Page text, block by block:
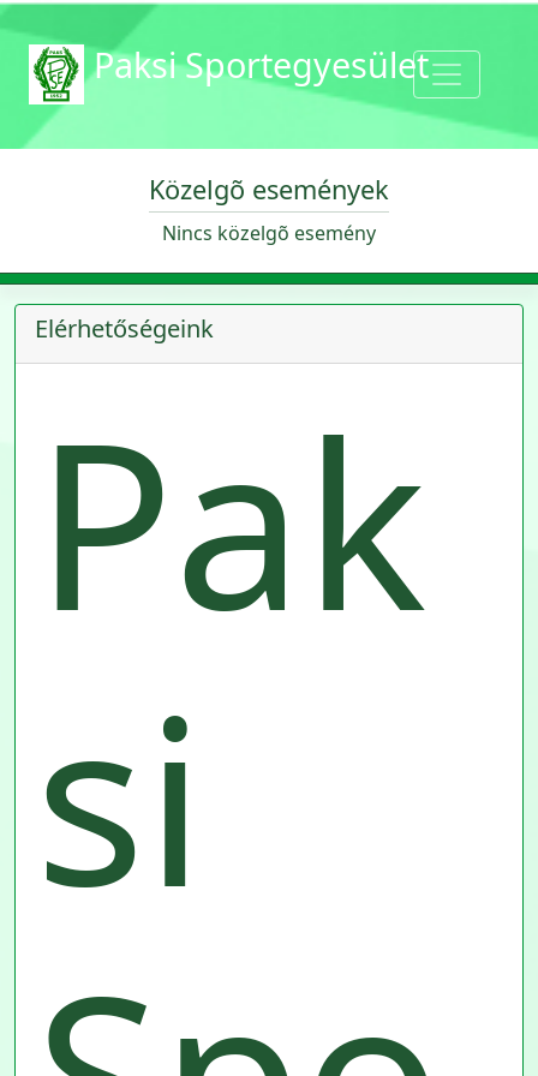
Paksi Sportegyesület
Közelgõ események
Nincs közelgõ esemény
Elérhetőségeink
Pak
si